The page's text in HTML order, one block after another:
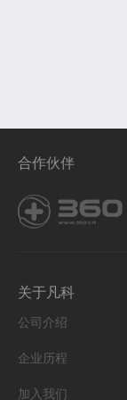
合作伙伴
关于凡科
公司介绍
企业历程
加入我们